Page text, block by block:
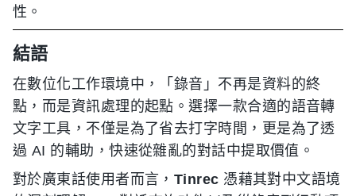
性。
結語
在數位化工作環境中，「錄音」不再是資料的終
點，而是資訊處理的起點。選擇一款合適的語音轉
文字工具，不僅是為了省去打字時間，更是為了透
過 AI 的輔助，快速從雜亂的對話中提取價值。
對於廣東話使用者而言， Tinrec 憑藉其對中文語境